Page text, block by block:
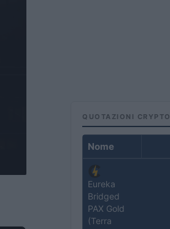
QUOTAZIONI CRYPTO
Nome
Eureka
Bridged
PAX Gold
(Terra